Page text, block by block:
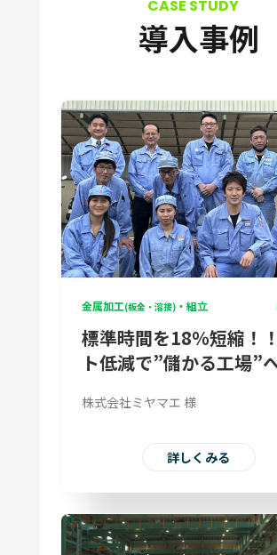
導入事例
金属加工(板金・溶接)・組立
標準時間を18％短縮！
ト低減で”儲かる工場”
株式会社ミヤマエ 様
詳しくみる